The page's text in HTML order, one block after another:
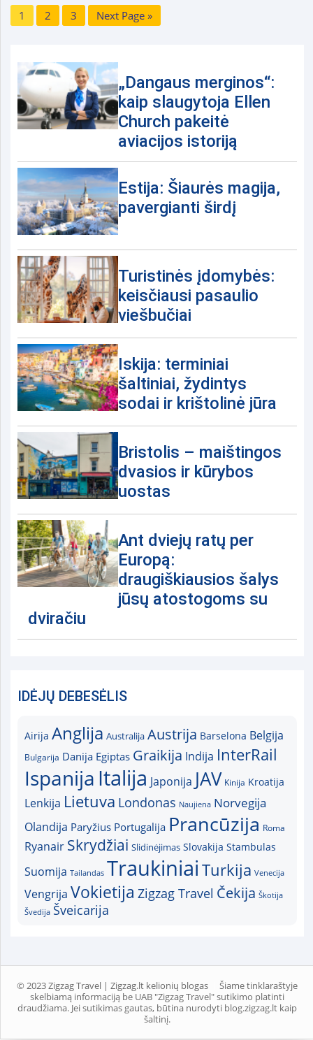
1 2 3 Next Page »
„Dangaus merginos“:
kaip slaugytoja Ellen
Church pakeitė
aviacijos istoriją
Estija: Šiaurės magija,
pavergianti širdį
Turistinės įdomybės:
keisčiausi pasaulio
viešbučiai
Iskija: terminiai
šaltiniai, žydintys
sodai ir krištolinė jūra
Bristolis – maištingos
dvasios ir kūrybos
uostas
Ant dviejų ratų per
Europą:
draugiškiausios šalys
jūsų atostogoms su
dviračiu
IDĖJŲ DEBESĖLIS
Airija Anglija Australija Austrija Barselona Belgija
Bulgarija Danija Egiptas Graikija Indija InterRail
Ispanija Italija Japonija JAV Kinija Kroatija
Lenkija Lietuva Londonas Naujiena Norvegija
Olandija Paryžius Portugalija Prancūzija Roma
Ryanair Skrydžiai Slidinėjimas Slovakija Stambulas
Suomija Tailandas TraukiniaiTurkija Venecija
Vengrija Vokietija Zigzag Travel Čekija Škotija
Švedija Šveicarija
© 2023 Zigzag Travel | Zigzag.lt kelionių blogas
Šiame tinklaraštyje
skelbiamą informaciją be UAB "Zigzag Travel" sutikimo platinti
draudžiama. Jei sutikimas gautas, būtina nurodyti blog.zigzag.lt kaip
šaltinį.